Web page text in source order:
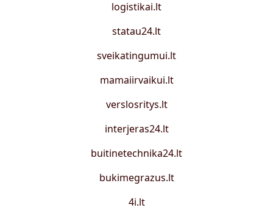
logistikai.lt
statau24.lt
sveikatingumui.lt
mamaiirvaikui.lt
verslosritys.lt
interjeras24.lt
buitinetechnika24.lt
bukimegrazus.lt
4i.lt